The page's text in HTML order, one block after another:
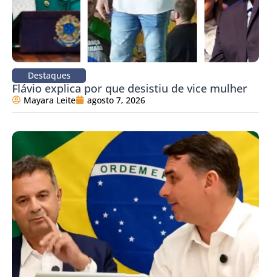
Destaques
Flávio explica por que desistiu de vice mulher
Mayara Leite agosto 7, 2026